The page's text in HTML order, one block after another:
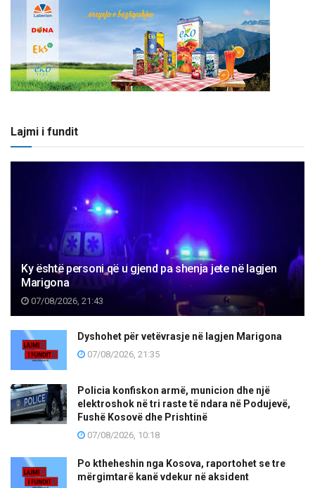
Lajmi i fundit
Ky është personi që u gjend pa shenja jete në lagjen
Marigona
07/08/2026, 21:43
Dyshohet për vetëvrasje në lagjen Marigona
07/08/2026, 21:35
Policia konfiskon armë, municion dhe një
elektroshok në tri raste të ndara në Podujevë,
Fushë Kosovë dhe Prishtinë
07/08/2026, 10:18
Po ktheheshin nga Kosova, raportohet se tre
mërgimtarë kanë vdekur në aksident